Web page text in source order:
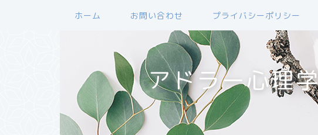
ホーム お問い合わせ プライバシーポリシー
アドラー心理